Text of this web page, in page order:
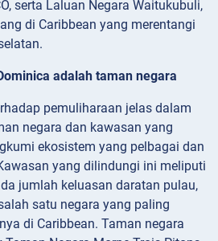
serta Laluan Negara Waitukubuli,
di Caribbean yang merentangi
adalah taman negara
pemuliharaan jelas dalam
negara dan kawasan yang
ekosistem yang pelbagai dan
yang dilindungi ini meliputi
jumlah keluasan daratan pulau,
satu negara yang paling
di Caribbean. Taman negara